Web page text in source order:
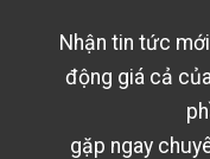
Nhận tin tức
động giá cả
gặp ngay